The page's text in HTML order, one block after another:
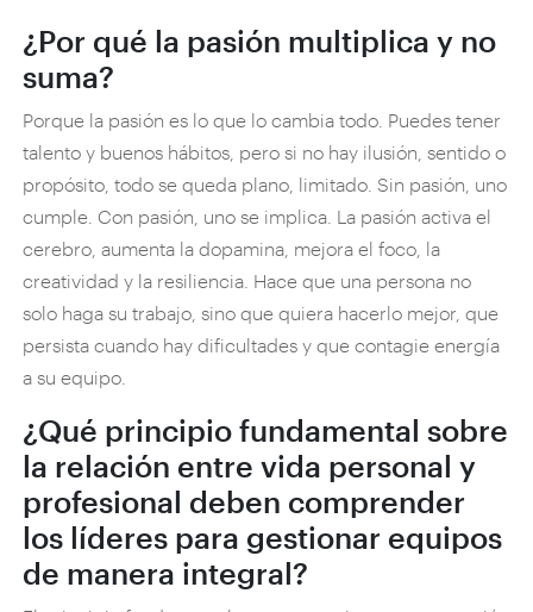
¿Por qué la pasión multiplica y no
suma?
Porque la pasión es lo que lo cambia todo. Puedes tener
talento y buenos hábitos, pero si no hay ilusión, sentido o
propósito, todo se queda plano, limitado. Sin pasión, uno
cumple. Con pasión, uno se implica. La pasión activa el
cerebro, aumenta la dopamina, mejora el foco, la
creatividad y la resiliencia. Hace que una persona no
solo haga su trabajo, sino que quiera hacerlo mejor, que
persista cuando hay dificultades y que contagie energía
a su equipo.
¿Qué principio fundamental sobre
la relación entre vida personal y
profesional deben comprender
los líderes para gestionar equipos
de manera integral?